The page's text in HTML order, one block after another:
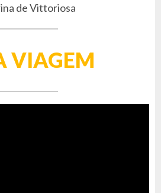
de Vittoriosa
VIAGEM